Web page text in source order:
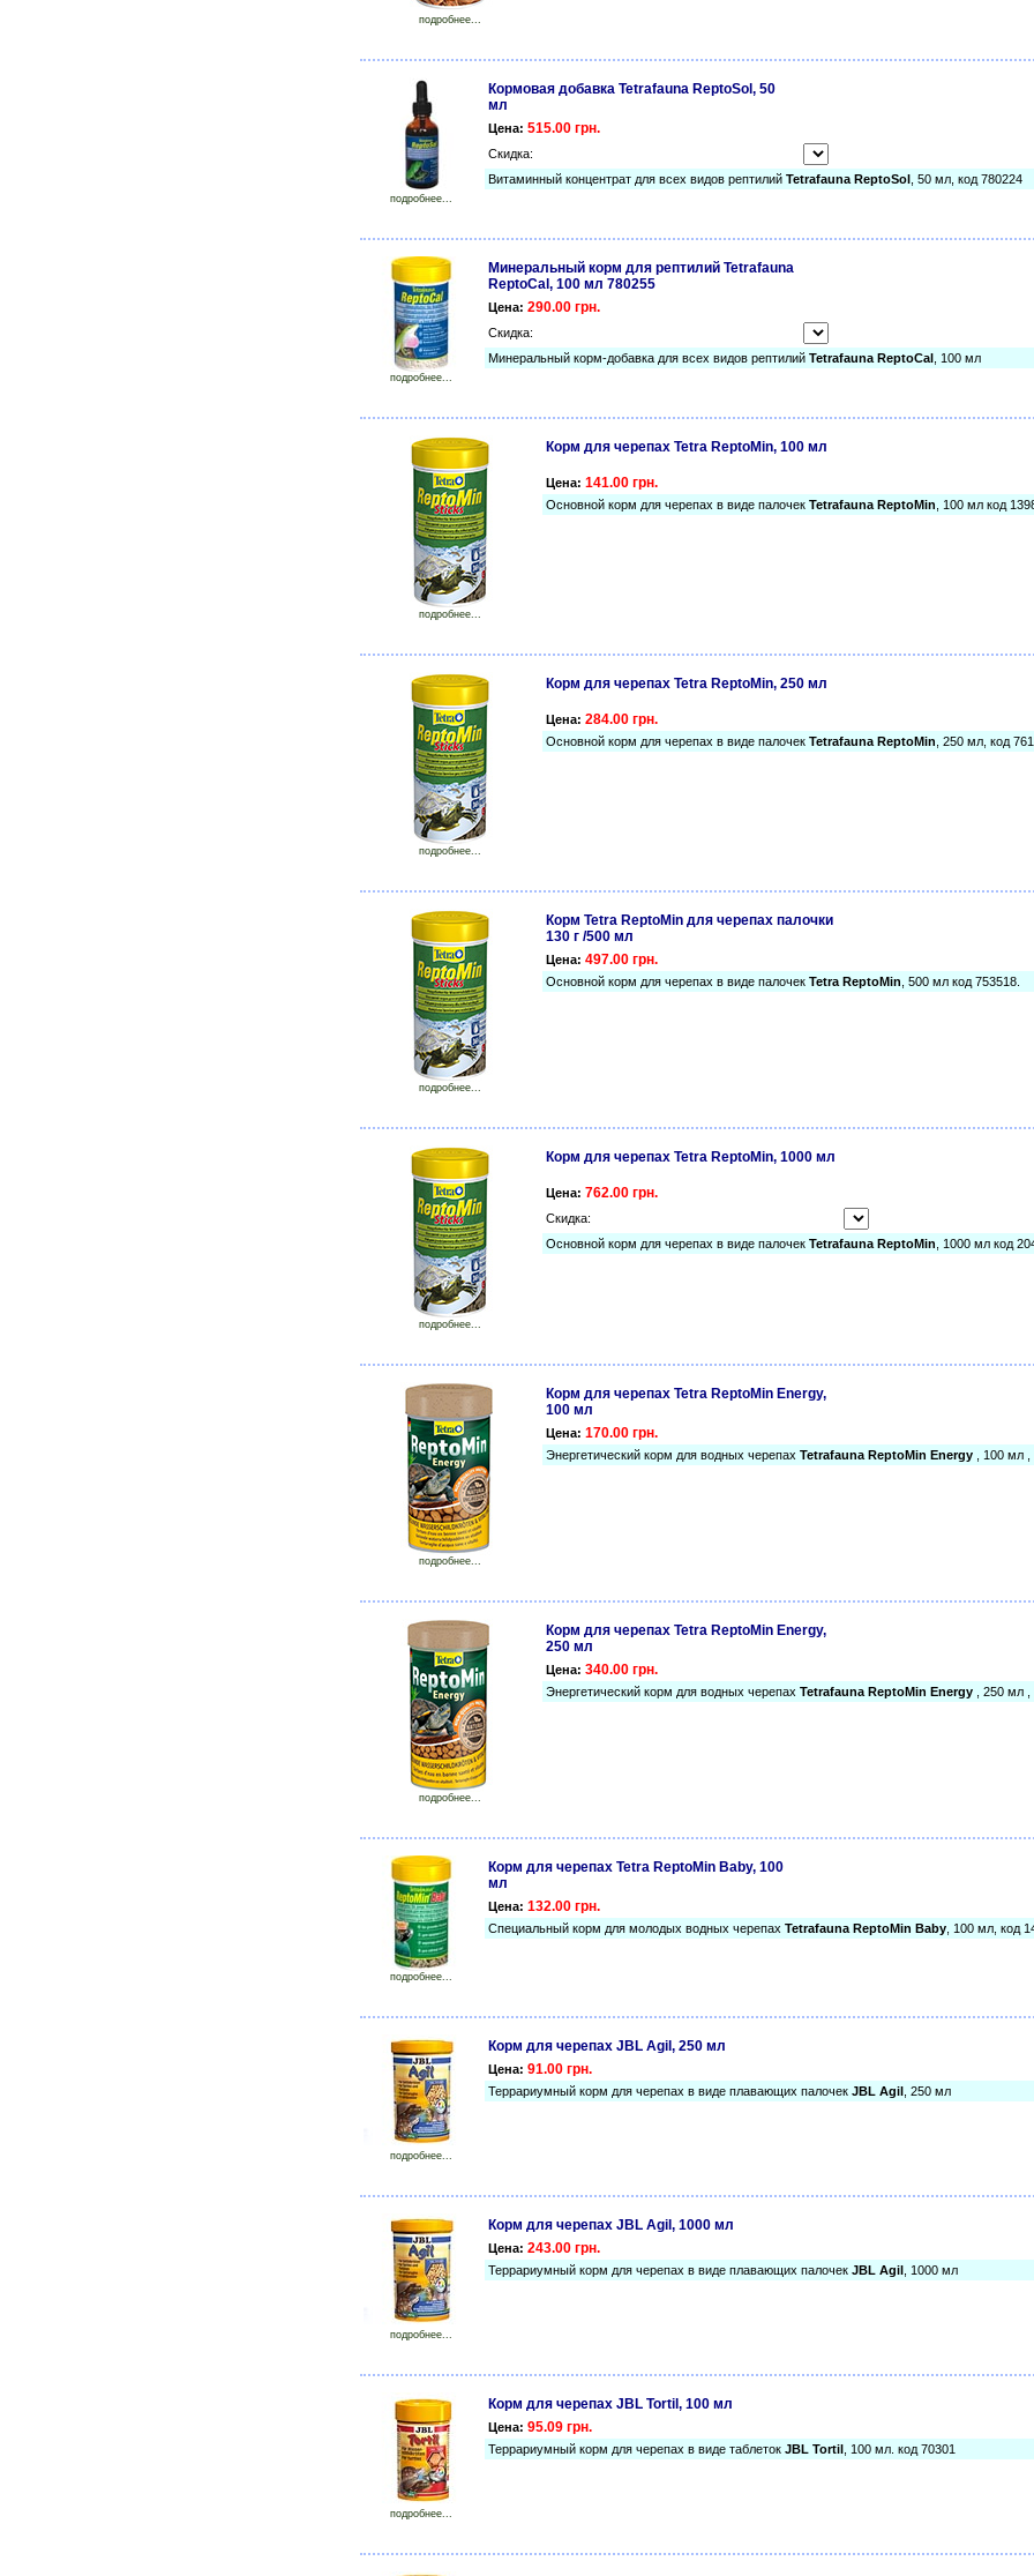
подробнее...
подробнее...
Кормовая добавка Tetrafauna ReptoSol, 50
мл
Цена: 515.00 грн.
Скидка:
Витаминный концентрат для всех видов рептилий Tetrafauna ReptoSol , 50 мл, код 780224
подробнее...
Минеральный корм для рептилий Tetrafauna
ReptoCal, 100 мл 780255
Цена: 290.00 грн.
Скидка:
Минеральный корм-добавка для всех видов рептилий Tetrafauna ReptoCal , 100 мл
подробнее...
Корм для черепах Tetra ReptoMin, 100 мл
Цена: 141.00 грн.
Основной корм для черепах в виде палочек Tetrafauna ReptoMin , 100 мл код
подробнее...
Корм для черепах Tetra ReptoMin, 250 мл
Цена: 284.00 грн.
Основной корм для черепах в виде палочек Tetrafauna ReptoMin , 250 мл, код
подробнее...
Корм Tetra ReptoMin для черепах палочки
130 г /500 мл
Цена: 497.00 грн.
Основной корм для черепах в виде палочек Tetra ReptoMin , 500 мл код 753518.
подробнее...
Корм для черепах Tetra ReptoMin, 1000 мл
Цена: 762.00 грн.
Скидка:
Основной корм для черепах в виде палочек Tetrafauna ReptoMin , 1000 мл код
подробнее...
Корм для черепах Tetra ReptoMin Energy,
100 мл
Цена: 170.00 грн.
Энергетический корм для водных черепах Tetrafauna ReptoMin Energy , 100 мл
подробнее...
Корм для черепах Tetra ReptoMin Energy,
250 мл
Цена: 340.00 грн.
Энергетический корм для водных черепах Tetrafauna ReptoMin Energy , 250 мл
подробнее...
Корм для черепах Tetra ReptoMin Baby, 100
мл
Цена: 132.00 грн.
Специальный корм для молодых водных черепах Tetrafauna ReptoMin Baby , 100 мл, код
подробнее...
Корм для черепах JBL Agil, 250 мл
Цена: 91.00 грн.
Террариумный корм для черепах в виде плавающих палочек JBL Agil , 250 мл
подробнее...
Корм для черепах JBL Agil, 1000 мл
Цена: 243.00 грн.
Террариумный корм для черепах в виде плавающих палочек JBL Agil , 1000 мл
подробнее...
Корм для черепах JBL Tortil, 100 мл
Цена: 95.09 грн.
Террариумный корм для черепах в виде таблеток JBL Tortil , 100 мл. код 70301